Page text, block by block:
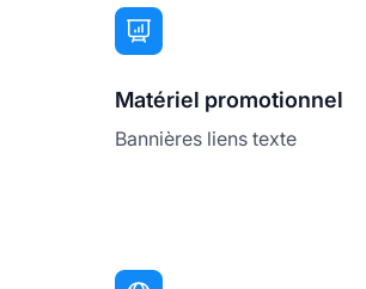
Matériel promotionnel
Bannières liens texte